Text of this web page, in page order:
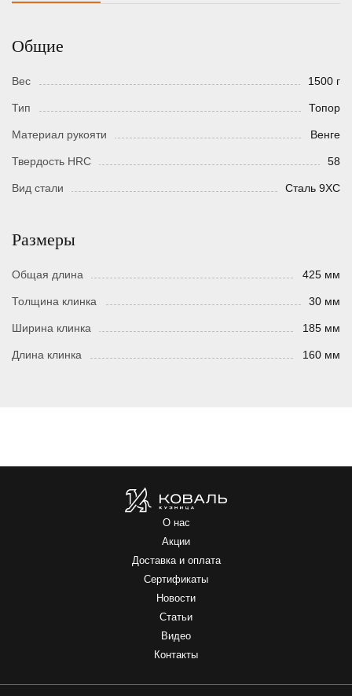
Общие
Вес 1500 г
Тип Топор
Материал рукояти Венге
Твердость HRC 58
Вид стали Сталь 9ХС
Размеры
Общая длина 425 мм
Толщина клинка 30 мм
Ширина клинка 185 мм
Длина клинка 160 мм
О нас
Акции
Доставка и оплата
Сертификаты
Новости
Статьи
Видео
Контакты